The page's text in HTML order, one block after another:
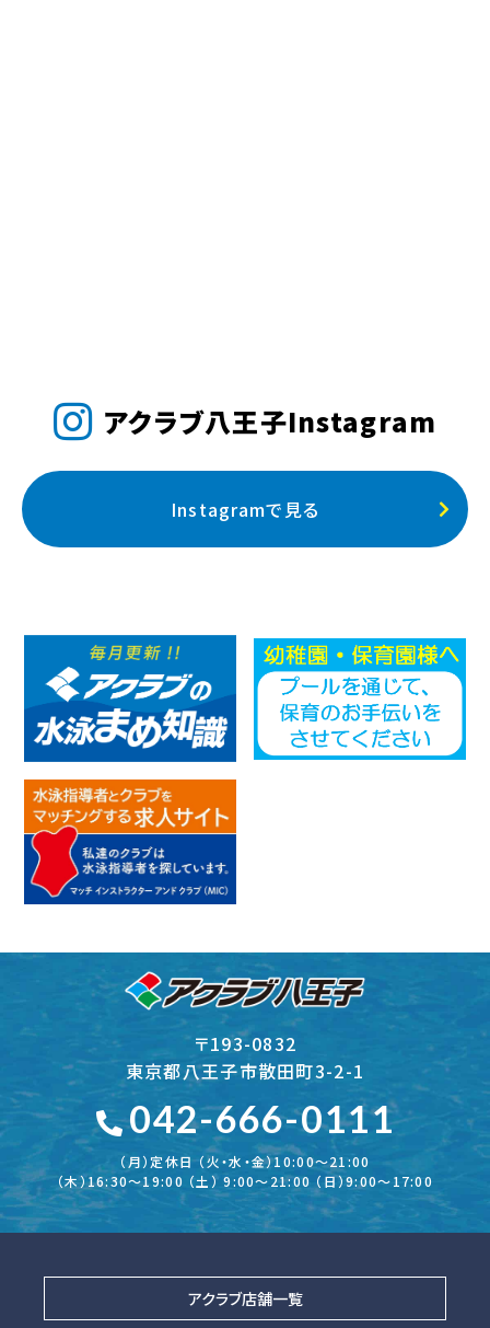
アクラブ八王子Instagram
Instagramで見る
〒193-0832
東京都八王子市散田町3-2-1
042-666-0111
（月）定休日 （火・水・金）10:00～21:00
（木）16:30〜19:00 （土） 9:00〜21:00 （日）9:00～17:00
アクラブ店舗一覧